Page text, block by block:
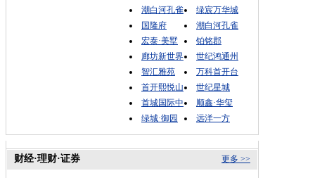
潮白河孔雀
绿宸万华城
国隆府
潮白河孔雀
宏泰·美墅
铂铭郡
廊坊新世界
世纪鸿通州
智汇雅苑
万科首开台
首开熙悦山
世纪星城
首城国际中
顺鑫·华玺
绿城·御园
远洋一方
更多 >>
财经·理财·证券